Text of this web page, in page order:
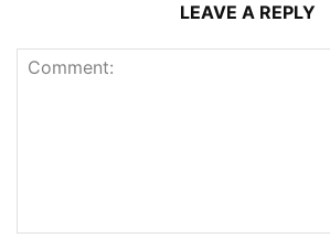
LEAVE A REPLY